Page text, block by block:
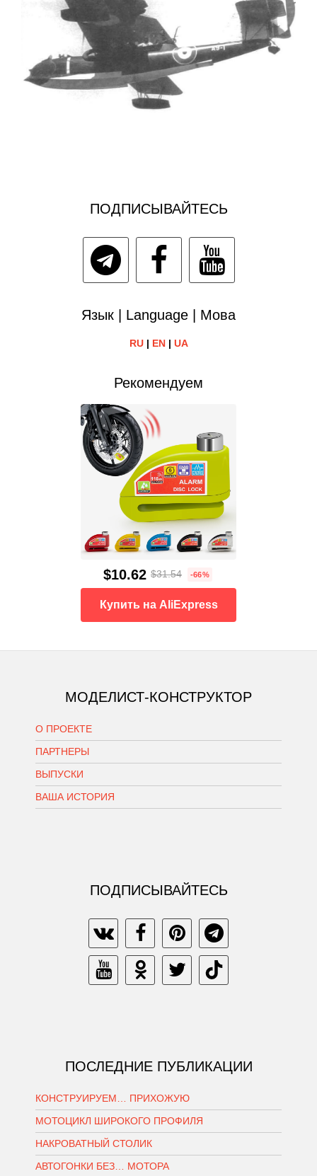
ПОДПИСЫВАЙТЕСЬ
Язык | Language | Мова
RU| EN| UA
Рекомендуем
$10.62 $31.54 -66%
Купить на AliExpress
МОДЕЛИСТ-КОНСТРУКТОР
О ПРОЕКТЕ
ПАРТНЕРЫ
ВЫПУСКИ
ВАША ИСТОРИЯ
ПОДПИСЫВАЙТЕСЬ
ПОСЛЕДНИЕ ПУБЛИКАЦИИ
КОНСТРУИРУЕМ… ПРИХОЖУЮ
МОТОЦИКЛ ШИРОКОГО ПРОФИЛЯ
НАКРОВАТНЫЙ СТОЛИК
АВТОГОНКИ БЕЗ… МОТОРА